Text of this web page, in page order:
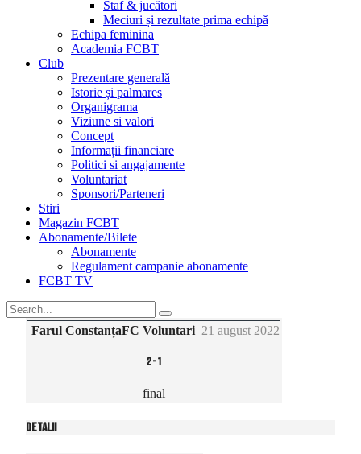
Staf & jucători
Meciuri și rezultate prima echipă
Echipa feminina
Academia FCBT
Club
Prezentare generală
Istorie și palmares
Organigrama
Viziune si valori
Concept
Informații financiare
Politici si angajamente
Voluntariat
Sponsori/Parteneri
Stiri
Magazin FCBT
Abonamente/Bilete
Abonamente
Regulament campanie abonamente
FCBT TV
Farul ConstanțaFC Voluntari 21 august 2022
2-1
final
Detalii